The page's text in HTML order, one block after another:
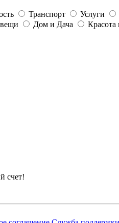
Транспорт Услуги
Дом и Дача Красота
счет!